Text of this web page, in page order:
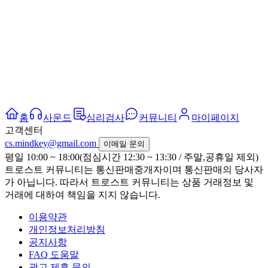
홈 사운드 심리검사 커뮤니티
마이페이지
고객센터
cs.mindkey@gmail.com
이메일 문의
평일 10:00 ~ 18:00(점심시간 12:30 ~ 13:30 / 주말,공휴일 제외)
트로스트 커뮤니티는 통신판매중개자이며 통신판매의 당사자
가 아닙니다. 따라서 트로스트 커뮤니티는 상품 거래정보 및
거래에 대하여 책임을 지지 않습니다.
이용약관
개인정보처리방침
공지사항
FAQ 도움말